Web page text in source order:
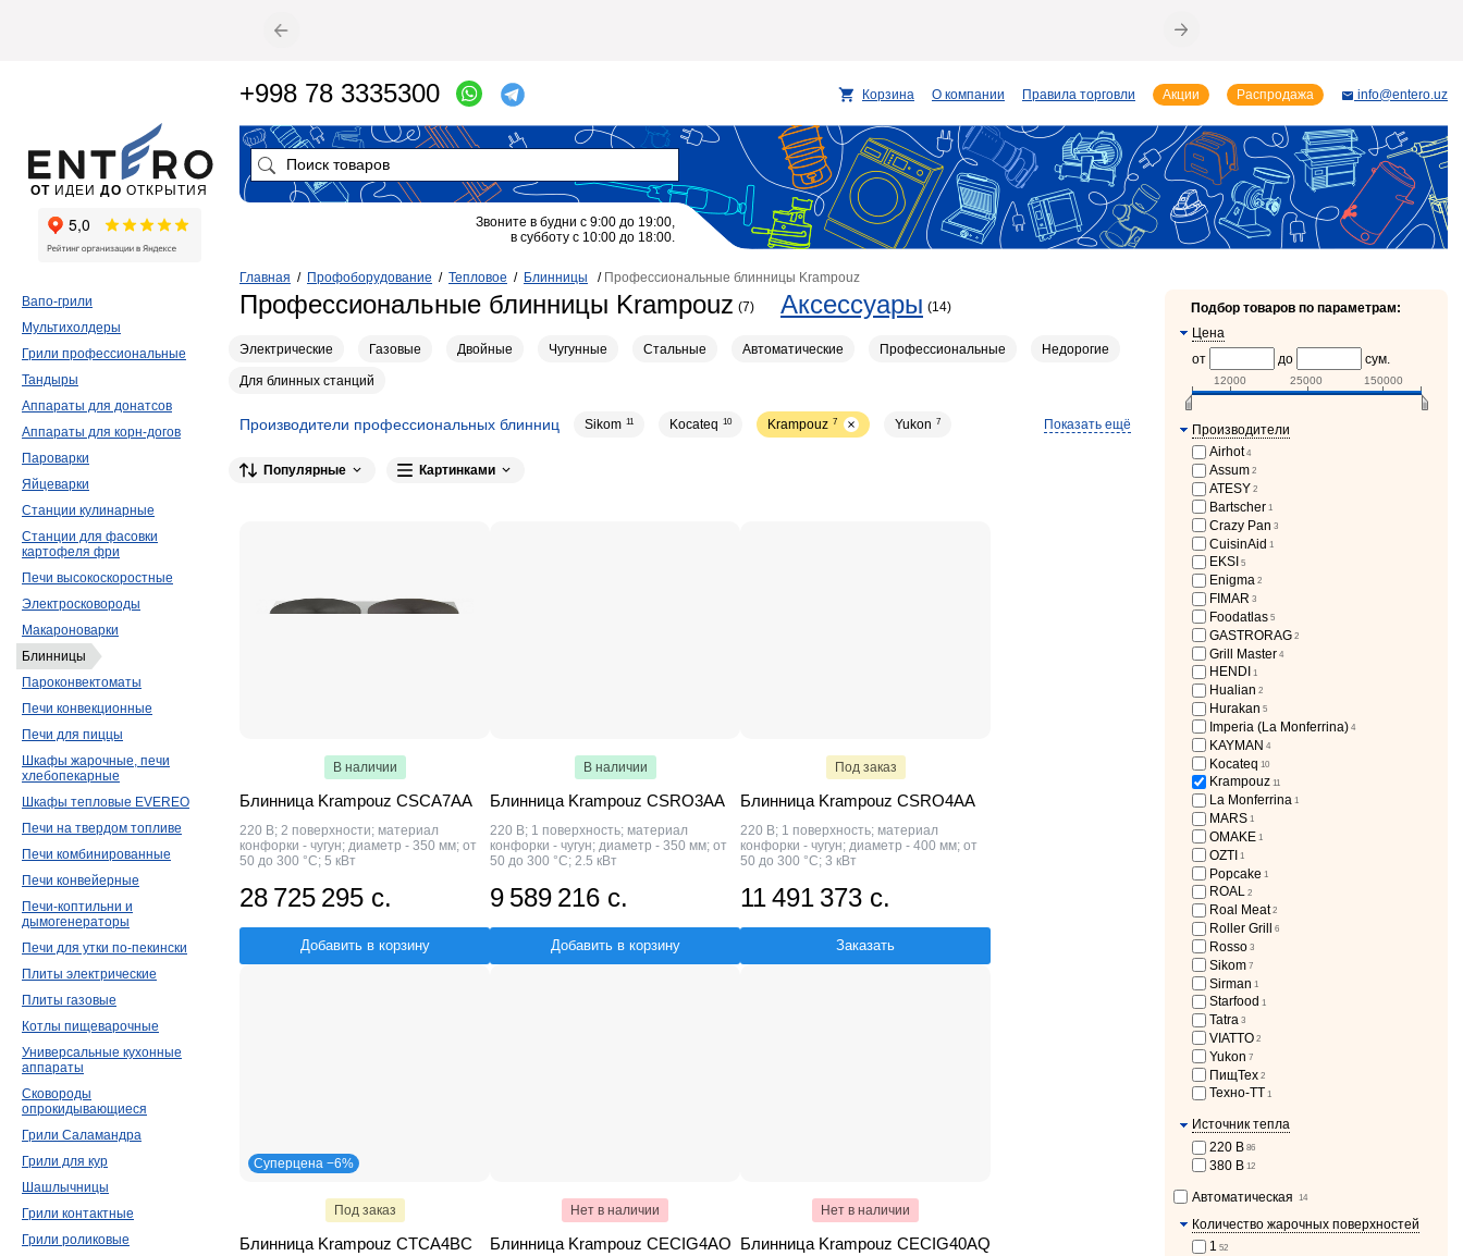
Главная / Профоборудование / Тепловое / Блинницы / Профессиональные блинницы Krampouz
Профессиональные блинницы Krampouz (7) Аксессуары (14)
Электрические Газовые Двойные Чугунные Стальные Автоматические Профессиональные Недорогие
Для блинных станций
Показать ещё
Производители профессиональных блинниц Sikom 11 Kocateq 10 Krampouz 7 Yukon 7
Популярные Картинками
В наличии
Блинница Krampouz CSCA7AA
220 В; 2 поверхности; материал
конфорки - чугун; диаметр - 350 мм; от
50 до 300 °C; 5 кВт
28 725 295 с.
Добавить в корзину
В наличии
Блинница Krampouz CSRO3AA
220 В; 1 поверхность; материал
конфорки - чугун; диаметр - 350 мм; от
50 до 300 °C; 2.5 кВт
9 589 216 с.
Добавить в корзину
Под заказ
Блинница Krampouz CSRO4AA
220 В; 1 поверхность; материал
конфорки - чугун; диаметр - 400 мм; от
50 до 300 °C; 3 кВт
11 491 373 с.
Заказать
Суперцена −6%
Под заказ
Блинница Krampouz CTCA4BC
Нет в наличии
Блинница Krampouz CECIG4AO
Нет в наличии
Блинница Krampouz CECIG40AQ
Подбор товаров по параметрам:
Цена
от
до сум.
12000 25000 150000
Производители
Airhot 4
Assum 2
ATESY 2
Bartscher 1
Crazy Pan 3
CuisinAid 1
EKSI 5
Enigma 2
FIMAR 3
Foodatlas 5
GASTRORAG 2
Grill Master 4
HENDI 1
Hualian 2
Hurakan 5
Imperia (La Monferrina) 4
KAYMAN 4
Kocateq 10
Krampouz 11
La Monferrina 1
MARS 1
OMAKE 1
OZTI 1
Popcake 1
ROAL 2
Roal Meat 2
Roller Grill 6
Rosso 3
Sikom 7
Sirman 1
Starfood 1
Tatra 3
VIATTO 2
Yukon 7
ПищТех 2
Техно-ТТ 1
Источник тепла
220 В 86
380 В 12
Автоматическая 14
Количество жарочных поверхностей
1 52
Вапо-грили
Мультихолдеры
Грили профессиональные
Тандыры
Аппараты для донатсов
Аппараты для корн-догов
Пароварки
Яйцеварки
Станции кулинарные
Станции для фасовки
картофеля фри
Печи высокоскоростные
Электросковороды
Макароноварки
Блинницы
Пароконвектоматы
Печи конвекционные
Печи для пиццы
Шкафы жарочные, печи
хлебопекарные
Шкафы тепловые EVEREO
Печи на твердом топливе
Печи комбинированные
Печи конвейерные
Печи-коптильни и
дымогенераторы
Печи для утки по-пекински
Плиты электрические
Плиты газовые
Котлы пищеварочные
Универсальные кухонные
аппараты
Сковороды
опрокидывающиеся
Грили Саламандра
Грили для кур
Шашлычницы
Грили контактные
Грили роликовые
ОТ ИДЕИ ДО ОТКРЫТИЯ
+998 78 3335300 Корзина О компании Правила торговли Акции Распродажа info@entero.uz
Звоните в будни с 9:00 до 19:00,
в субботу с 10:00 до 18:00.